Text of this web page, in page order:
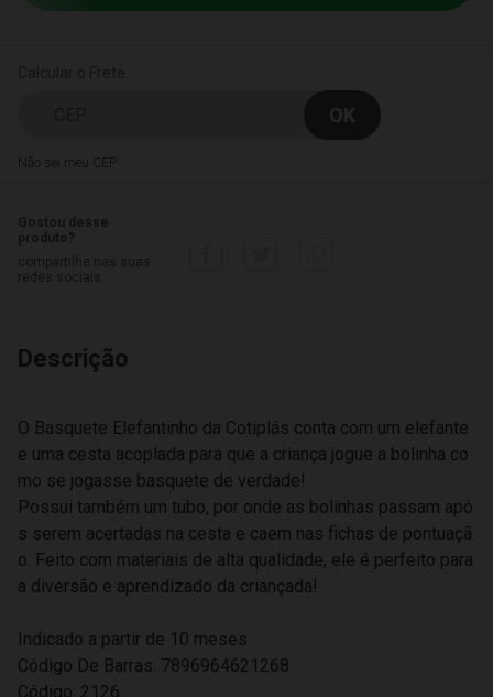
Não sei meu CEP
Descrição
O Basquete Elefantinho da Cotiplás conta com um elefante
e uma cesta acoplada para que a criança jogue a bolinha co
mo se jogasse basquete de verdade!
Possui também um tubo, por onde as bolinhas passam apó
s serem acertadas na cesta e caem nas fichas de pontuaçã
o. Feito com materiais de alta qualidade, ele é perfeito para
a diversão e aprendizado da criançada!
Indicado a partir de 10 meses
Código De Barras: 7896964621268
Código: 2126